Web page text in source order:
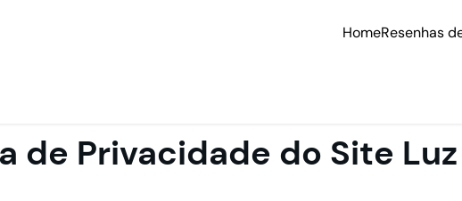
HomeResenhas
de Privacidade do Site